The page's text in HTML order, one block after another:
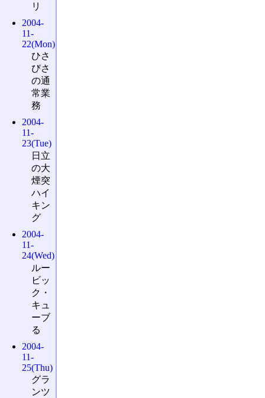
リ
2004-
11-
22(Mon)
ひさ
びさ
の通
常業
務
2004-
11-
23(Tue)
日立
の大
煙突
ハイ
キン
グ
2004-
11-
24(Wed)
ルー
ビッ
ク・
キュ
ーブ
る
2004-
11-
25(Thu)
グラ
ンツ